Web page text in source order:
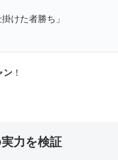
けた者勝ち」
ン ！
力を検証